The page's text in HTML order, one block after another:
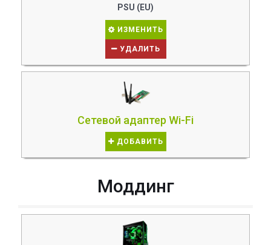
PSU (EU)
ИЗМЕНИТЬ
УДАЛИТЬ
Сетевой адаптер Wi-Fi
ДОБАВИТЬ
Моддинг